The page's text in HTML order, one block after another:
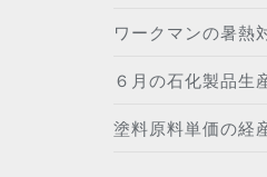
ワークマンの暑熱
６月の石化製品生
塗料原料単価の経